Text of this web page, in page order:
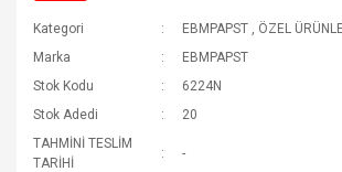
Kategori EBMPAPST , ÖZEL
Marka
EBMPAPST
Stok Kodu
6224N
Stok Adedi
20
TAHMİNİ TESLİM
TARİHİ
-